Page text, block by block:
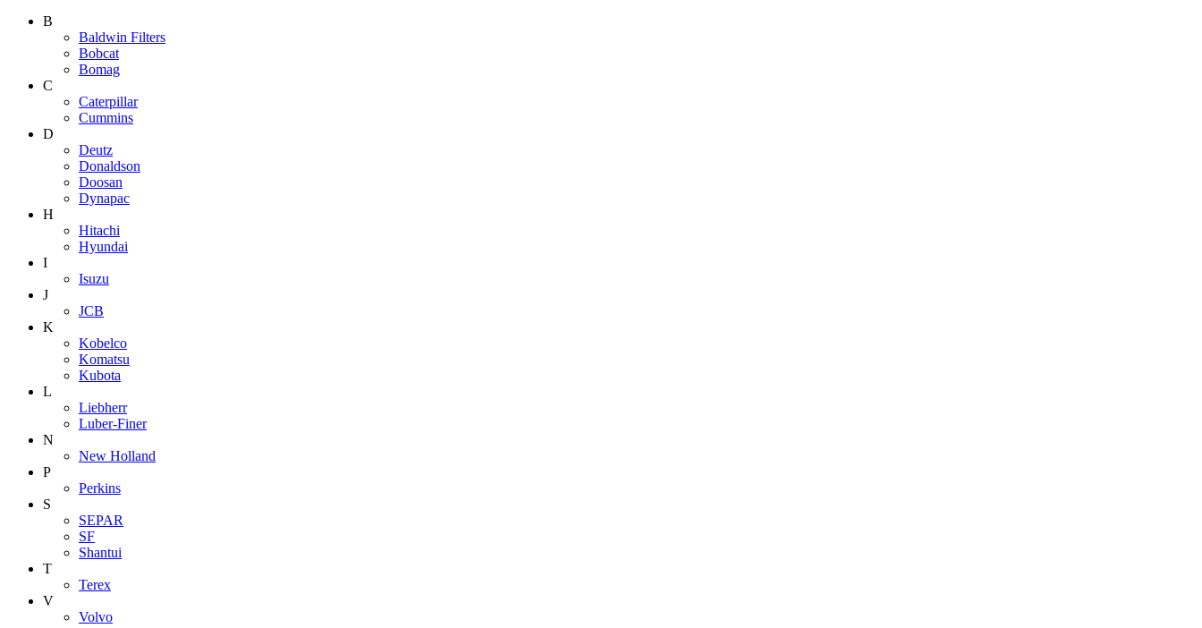
B
Baldwin Filters
Bobcat
Bomag
C
Caterpillar
Cummins
D
Deutz
Donaldson
Doosan
Dynapac
H
Hitachi
Hyundai
I
Isuzu
J
JCB
K
Kobelco
Komatsu
Kubota
L
Liebherr
Luber-Finer
N
New Holland
P
Perkins
S
SEPAR
SF
Shantui
T
Terex
V
Volvo